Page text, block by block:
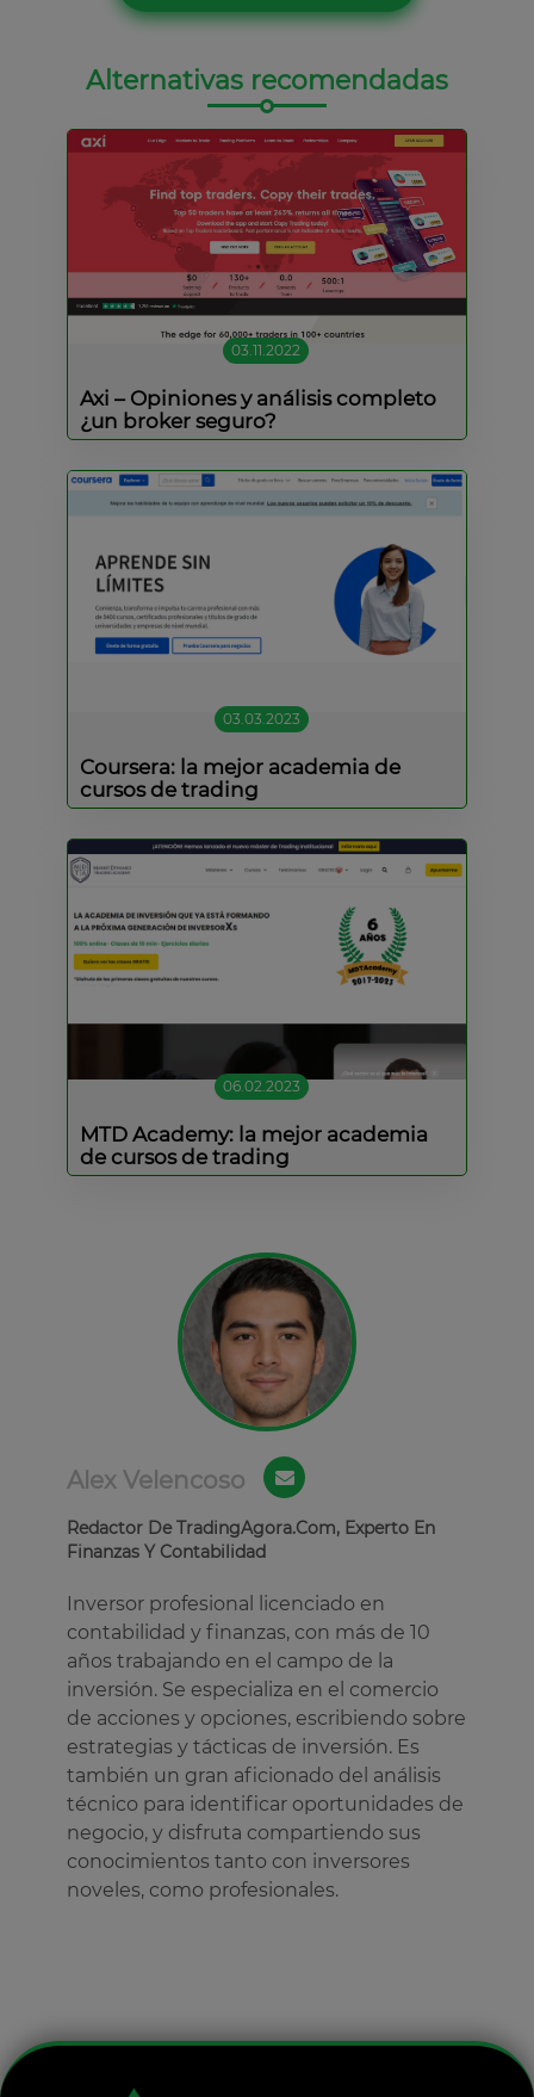
Alternativas recomendadas
03.11.2022
Axi – Opiniones y análisis completo
¿un broker seguro?
03.03.2023
Coursera: la mejor academia de
cursos de trading
06.02.2023
MTD Academy: la mejor academia
de cursos de trading
Alex Velencoso
Redactor De TradingAgora.Com, Experto En
Finanzas Y Contabilidad
Inversor profesional licenciado en
contabilidad y finanzas, con más de 10
años trabajando en el campo de la
inversión. Se especializa en el comercio
de acciones y opciones, escribiendo sobre
estrategias y tácticas de inversión. Es
también un gran aficionado del análisis
técnico para identificar oportunidades de
negocio, y disfruta compartiendo sus
conocimientos tanto con inversores
noveles, como profesionales.